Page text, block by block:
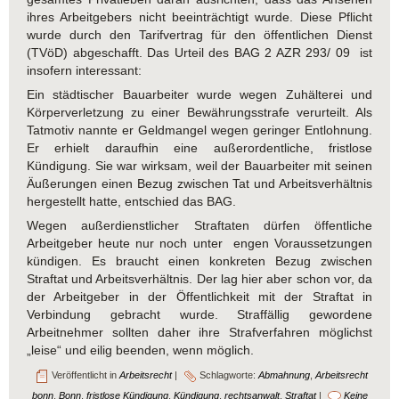
ihres Arbeitgebers nicht beeinträchtigt wurde. Diese Pflicht
wurde durch den Tarifvertrag für den öffentlichen Dienst
(TVöD) abgeschafft. Das Urteil des BAG 2 AZR 293/ 09
ist
insofern interessant:
Ein städtischer Bauarbeiter wurde wegen Zuhälterei und
Körperverletzung zu einer Bewährungsstrafe verurteilt. Als
Tatmotiv nannte er Geldmangel wegen geringer Entlohnung.
Er erhielt daraufhin eine außerordentliche, fristlose
Kündigung. Sie war wirksam, weil der Bauarbeiter mit seinen
Äußerungen einen Bezug zwischen Tat und Arbeitsverhältnis
hergestellt hatte, entschied das BAG.
Wegen außerdienstlicher Straftaten dürfen öffentliche
Arbeitgeber heute nur noch unter engen Voraussetzungen
kündigen. Es braucht einen konkreten Bezug zwischen
Straftat und Arbeitsverhältnis. Der lag hier aber schon vor, da
der Arbeitgeber in der Öffentlichkeit mit der Straftat in
Verbindung gebracht wurde. Straffällig gewordene
Arbeitnehmer sollten daher ihre Strafverfahren möglichst
„leise“ und eilig beenden, wenn möglich.
Veröffentlicht inArbeitsrecht| Schlagworte:Abmahnung,Arbeitsrecht
bonn, Bonn, fristlose Kündigung, Kündigung, rechtsanwalt, Straftat| Keine